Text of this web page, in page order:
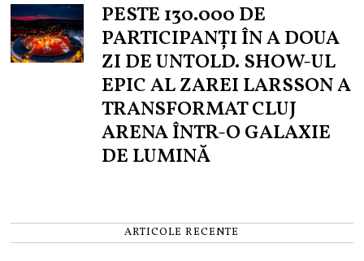
PESTE 130.000 DE
PARTICIPANȚI ÎN A DOUA
ZI DE UNTOLD. SHOW-UL
EPIC AL ZAREI LARSSON A
TRANSFORMAT CLUJ
ARENA ÎNTR-O GALAXIE
DE LUMINĂ
ARTICOLE RECENTE